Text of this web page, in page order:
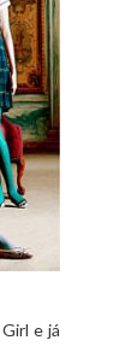
e já